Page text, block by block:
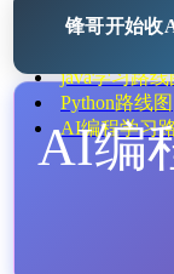
Java开源项目
java学习路线
Python路线图
AI编程学习
锋哥开始收
AI编